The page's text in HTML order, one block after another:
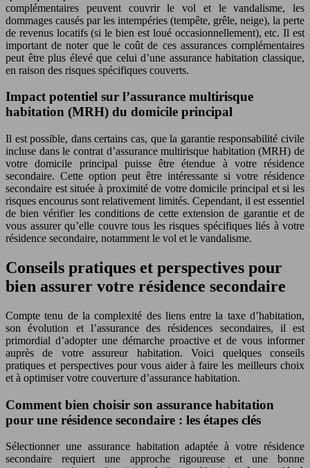
complémentaires peuvent couvrir le vol et le vandalisme, les
dommages causés par les intempéries (tempête, grêle, neige), la perte
de revenus locatifs (si le bien est loué occasionnellement), etc. Il est
important de noter que le coût de ces assurances complémentaires
peut être plus élevé que celui d’une assurance habitation classique,
en raison des risques spécifiques couverts.
Impact potentiel sur l’assurance multirisque
habitation (MRH) du domicile principal
Il est possible, dans certains cas, que la garantie responsabilité civile
incluse dans le contrat d’assurance multirisque habitation (MRH) de
votre domicile principal puisse être étendue à votre résidence
secondaire. Cette option peut être intéressante si votre résidence
secondaire est située à proximité de votre domicile principal et si les
risques encourus sont relativement limités. Cependant, il est essentiel
de bien vérifier les conditions de cette extension de garantie et de
vous assurer qu’elle couvre tous les risques spécifiques liés à votre
résidence secondaire, notamment le vol et le vandalisme.
Conseils pratiques et perspectives pour
bien assurer votre résidence secondaire
Compte tenu de la complexité des liens entre la taxe d’habitation,
son évolution et l’assurance des résidences secondaires, il est
primordial d’adopter une démarche proactive et de vous informer
auprès de votre assureur habitation. Voici quelques conseils
pratiques et perspectives pour vous aider à faire les meilleurs choix
et à optimiser votre couverture d’assurance habitation.
Comment bien choisir son assurance habitation
pour une résidence secondaire : les étapes clés
Sélectionner une assurance habitation adaptée à votre résidence
secondaire requiert une approche rigoureuse et une bonne